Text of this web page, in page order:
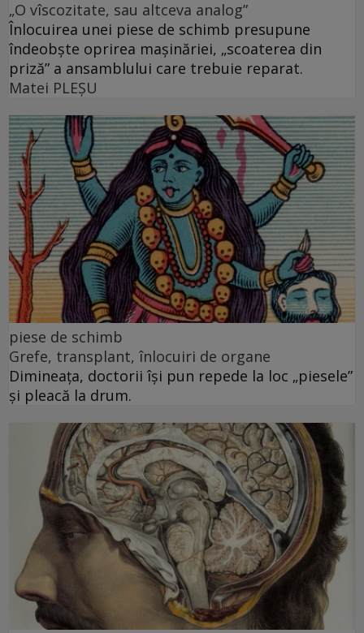
„O vîscozitate, sau altceva analog”
Înlocuirea unei piese de schimb presupune
îndeobște oprirea mașinăriei, „scoaterea din
priză” a ansamblului care trebuie reparat.
Matei PLEŞU
piese de schimb
Grefe, transplant, înlocuiri de organe
Dimineața, doctorii își pun repede la loc „piesele”
și pleacă la drum.